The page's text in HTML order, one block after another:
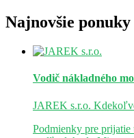
Najnovšie ponuky
Vodič nákladného
JAREK s.r.o.
Podmienky pre prijatie